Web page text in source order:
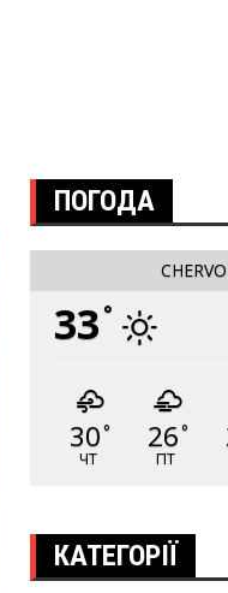
ПОГОДА
33 °
30°
ЧТ
26°
ПТ
КАТЕГОРІЇ